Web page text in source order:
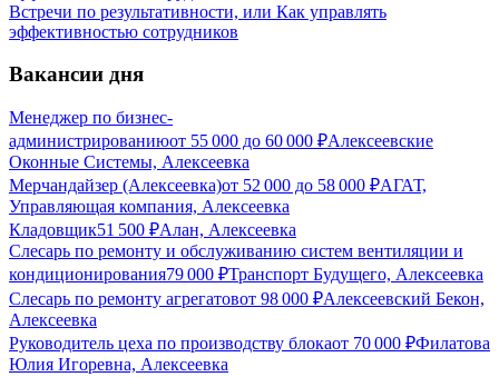
Встречи по результативности, или Как управлять
эффективностью сотрудников
Вакансии дня
Менеджер по бизнес-
администрированиюот 55 000 до 60 000 ₽Алексеевские
Оконные Системы, Алексеевка
Мерчандайзер (Алексеевка)от 52 000 до 58 000 ₽АГАТ,
Управляющая компания, Алексеевка
Кладовщик51 500 ₽Алан, Алексеевка
Слесарь по ремонту и обслуживанию систем вентиляции и
кондиционирования79 000 ₽Транспорт Будущего, Алексеевка
Слесарь по ремонту агрегатовот 98 000 ₽Алексеевский Бекон,
Алексеевка
Руководитель цеха по производству блокаот 70 000 ₽Филатова
Юлия Игоревна, Алексеевка